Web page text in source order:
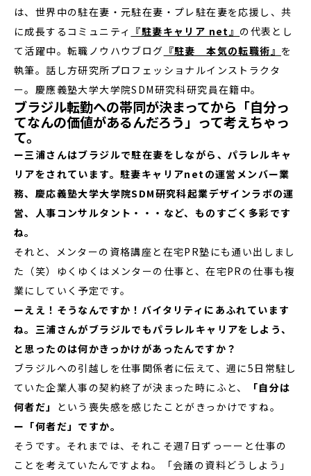
は、世界中の駐在妻・元駐在妻・プレ駐在妻を応援し、共
に成長するコミュニティ 『駐妻キャリア net』 の代表とし
て活躍中。転職ノウハウブログ 『駐妻 本気の転職術』 を
執筆。話し方研究所プロフェッショナルインストラクタ
ー。慶應義塾大学大学院SDM研究科研究員在籍中。
ブラジル転勤への帯同が決まってから「自分っ
てなんの価値があるんだろう」って考えちゃっ
て。
ー三浦さんはブラジルで駐在妻をしながら、パラレルキャ
リアをされています。駐妻キャリアnetの運営メンバー業
務、慶応義塾大学大学院SDM研究科起業デザインラボの運
営、人事コンサルタント・・・など、ものすごく多彩です
ね。
それと、メンターの資格講座と在宅PR塾にも通い出しまし
た（笑）ゆくゆくはメンターの仕事と、在宅PRの仕事も複
業にしていく予定です。
ーええ！そうなんですか！バイタリティにあふれています
ね。三浦さんがブラジルでもパラレルキャリアをしよう、
と思ったのは何かきっかけがあったんですか？
ブラジルへの引越しを仕事関係者に伝えて、週に5日常駐し
ていた企業人事の契約終了が決まった時にふと、
「自分は
何者だ」
という喪失感を感じたことがきっかけですね。
ー「何者だ」ですか。
そうです。それまでは、それこそ週7日ずっーーと仕事の
ことを考えていたんですよね。「会議の資料どうしよう」